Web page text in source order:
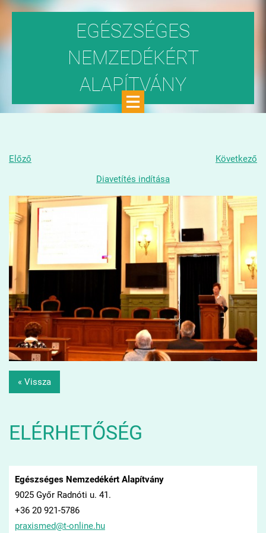
EGÉSZSÉGES
NEMZEDÉKÉRT
ALAPÍTVÁNY
Előző
Következő
Diavetítés indítása
« Vissza
ELÉRHETŐSÉG
Egészséges Nemzedékért Alapítvány
9025 Győr Radnóti u. 41.
+36 20 921-5786
praxismed@t-online.hu